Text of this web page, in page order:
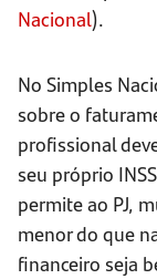
Nacional).
No Simples
sobre o
profissional
seu próprio
permite ao PJ,
menor do que
financeiro seja